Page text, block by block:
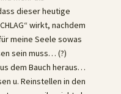
dieser heutige
wirkt, nachdem
meine Seele sowas
sein muss… (?)
dem Bauch heraus…
u. Reinstellen in den